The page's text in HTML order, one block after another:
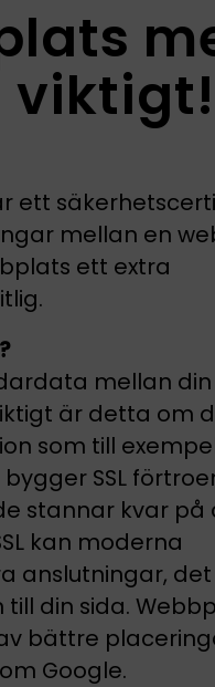
viktigt!
ett
mellan en
ett extra
mellan din
är detta om
som till
SSL
stannar kvar på
kan moderna
anslutningar,
din sida.
bättre
Google.